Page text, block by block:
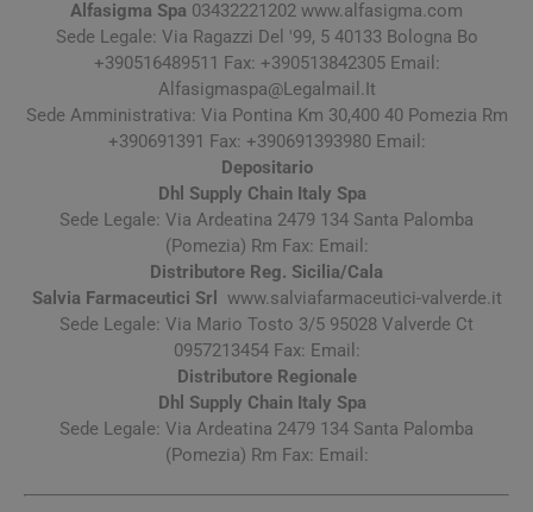
Alfasigma Spa 03432221202 www.alfasigma.com
Sede Legale: Via Ragazzi Del '99, 5 40133 Bologna Bo
+390516489511 Fax: +390513842305 Email:
Alfasigmaspa@Legalmail.It
Sede Amministrativa: Via Pontina Km 30,400 40 Pomezia Rm
+390691391 Fax: +390691393980 Email:
Depositario
Dhl Supply Chain Italy Spa
Sede Legale: Via Ardeatina 2479 134 Santa Palomba
(Pomezia) Rm Fax: Email:
Distributore Reg. Sicilia/Cala
Salvia Farmaceutici Srl
www.salviafarmaceutici-valverde.it
Sede Legale: Via Mario Tosto 3/5 95028 Valverde Ct
0957213454 Fax: Email:
Distributore Regionale
Dhl Supply Chain Italy Spa
Sede Legale: Via Ardeatina 2479 134 Santa Palomba
(Pomezia) Rm Fax: Email: